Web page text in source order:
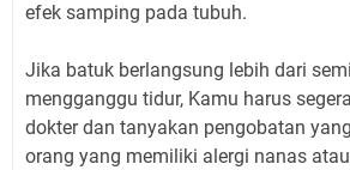
efek samping pada tubuh.
Jika batuk berlangsung lebih dari
mengganggu tidur, Kamu harus
dokter dan tanyakan pengobatan
orang yang memiliki alergi nanas